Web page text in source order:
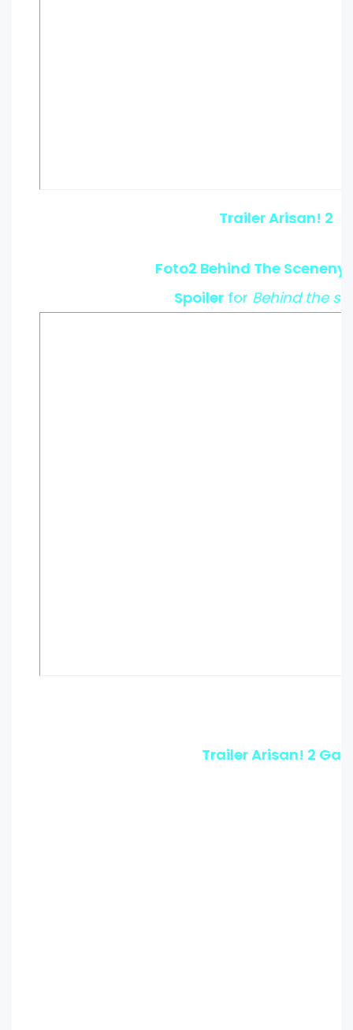
Trailer Arisan! 2
Foto2 Behind The
Spoilerfor Behind the
Trailer Arisan! 2 Gan